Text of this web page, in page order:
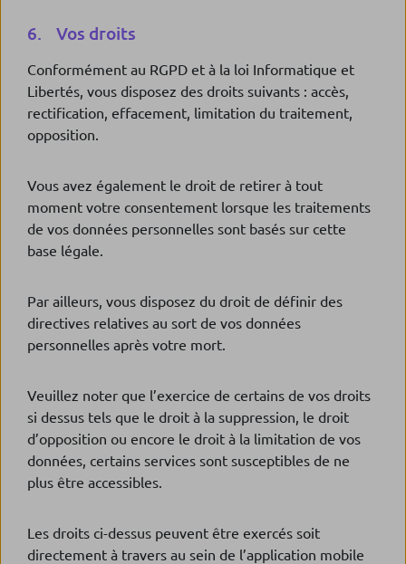
6. Vos droits
Conformément au RGPD et à la loi Informatique et
Libertés, vous disposez des droits suivants : accès,
rectification, effacement, limitation du traitement,
opposition.
Vous avez également le droit de retirer à tout
moment votre consentement lorsque les traitements
de vos données personnelles sont basés sur cette
base légale.
Par ailleurs, vous disposez du droit de définir des
directives relatives au sort de vos données
personnelles après votre mort.
Veuillez noter que l’exercice de certains de vos droits
si dessus tels que le droit à la suppression, le droit
d’opposition ou encore le droit à la limitation de vos
données, certains services sont susceptibles de ne
plus être accessibles.
Les droits ci-dessus peuvent être exercés soit
directement à travers au sein de l’application mobile